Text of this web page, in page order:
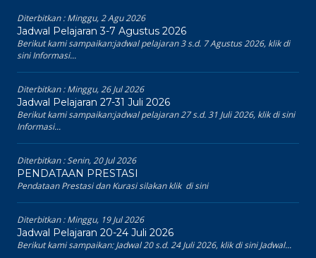
Diterbitkan :Minggu, 2 Agu 2026
Jadwal Pelajaran 3-7 Agustus 2026
Berikut kami sampaikan:jadwal pelajaran 3 s.d. 7 Agustus 2026, klik di
sini Informasi...
Diterbitkan :Minggu, 26 Jul 2026
Jadwal Pelajaran 27-31 Juli 2026
Berikut kami sampaikan:jadwal pelajaran 27 s.d. 31 Juli 2026, klik di sini
Informasi...
Diterbitkan :Senin, 20 Jul 2026
PENDATAAN PRESTASI
Pendataan Prestasi dan Kurasi silakan klik di sini
Diterbitkan :Minggu, 19 Jul 2026
Jadwal Pelajaran 20-24 Juli 2026
Berikut kami sampaikan: Jadwal 20 s.d. 24 Juli 2026, klik di sini Jadwal...